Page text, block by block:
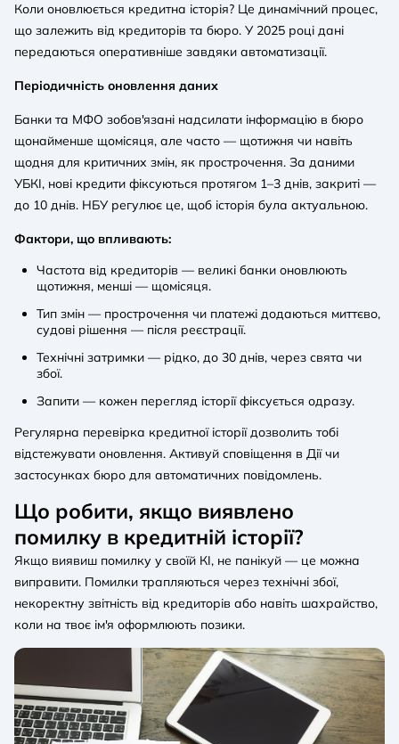
Коли оновлюється кредитна історія? Це динамічний процес,
що залежить від кредиторів та бюро. У 2025 році дані
передаються оперативніше завдяки автоматизації.
Періодичність оновлення даних
Банки та МФО зобов'язані надсилати інформацію в бюро
щонайменше щомісяця, але часто — щотижня чи навіть
щодня для критичних змін, як прострочення. За даними
УБКІ, нові кредити фіксуються протягом 1–3 днів, закриті —
до 10 днів. НБУ регулює це, щоб історія була актуальною.
Фактори, що впливають:
Частота від кредиторів — великі банки оновлюють
щотижня, менші — щомісяця.
Тип змін — прострочення чи платежі додаються миттєво,
судові рішення — після реєстрації.
Технічні затримки — рідко, до 30 днів, через свята чи
збої.
Запити — кожен перегляд історії фіксується одразу.
Регулярна перевірка кредитної історії дозволить тобі
відстежувати оновлення. Активуй сповіщення в Дії чи
застосунках бюро для автоматичних повідомлень.
Що робити, якщо виявлено
помилку в кредитній історії?
Якщо виявиш помилку у своїй КІ, не панікуй — це можна
виправити. Помилки трапляються через технічні збої,
некоректну звітність від кредиторів або навіть шахрайство,
коли на твоє ім'я оформлюють позики.